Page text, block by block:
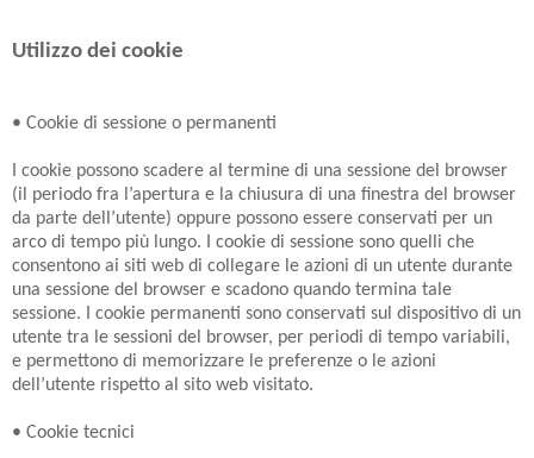
Utilizzo dei cookie
• Cookie di sessione o permanenti
I cookie possono scadere al termine di una sessione del browser
(il periodo fra l’apertura e la chiusura di una finestra del browser
da parte dell’utente) oppure possono essere conservati per un
arco di tempo più lungo. I cookie di sessione sono quelli che
consentono ai siti web di collegare le azioni di un utente durante
una sessione del browser e scadono quando termina tale
sessione. I cookie permanenti sono conservati sul dispositivo di un
utente tra le sessioni del browser, per periodi di tempo variabili,
e permettono di memorizzare le preferenze o le azioni
dell’utente rispetto al sito web visitato.
• Cookie tecnici